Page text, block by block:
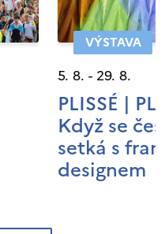
VÝSTAVA
5. 8. - 29. 8.
PLISSÉ |
Když se
setká s
designem